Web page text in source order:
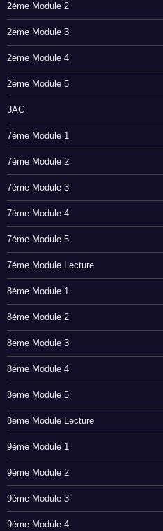
2éme Module 2
2éme Module 3
2éme Module 4
2éme Module 5
3AC
7éme Module 1
7éme Module 2
7éme Module 3
7éme Module 4
7éme Module 5
7éme Module Lecture
8éme Module 1
8éme Module 2
8éme Module 3
8éme Module 4
8éme Module 5
8éme Module Lecture
9éme Module 1
9éme Module 2
9éme Module 3
9éme Module 4